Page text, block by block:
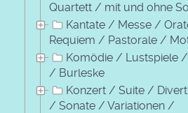
Quartett / mit und ohne
Kantate / Messe /
Requiem / Pastorale /
Komödie / Lustspiele
/ Burleske
Konzert / Suite /
/ Sonate / Variationen /